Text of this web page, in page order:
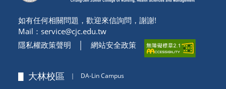
如有任何相關問題，歡迎來信詢問，謝謝!
Mail： service@cjc.edu.tw
隱私權政策聲明
網站安全政策
▋ 大林校區 ｜ DA-Lin Campus